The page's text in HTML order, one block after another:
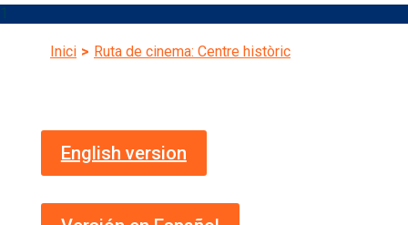
1
Inici > Ruta de cinema: Centre històric
English version